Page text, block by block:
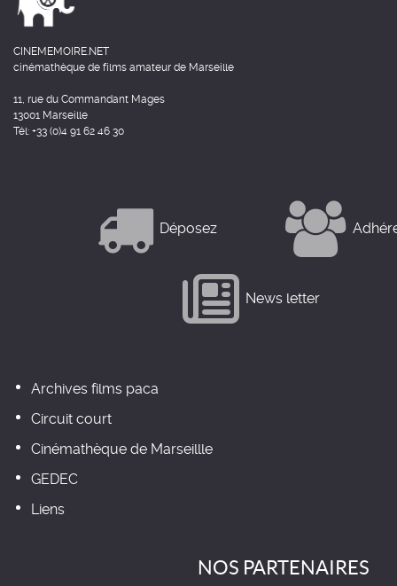
CINEMEMOIRE.NET
cinémathèque de films amateur de Marseille
11, rue du Commandant Mages
13001 Marseille
Tél: +33 (0)4 91 62 46 30
Déposez
News letter
Archives films paca
Circuit court
Cinémathèque de Marseillle
GEDEC
Liens
NOS PARTENAIRES